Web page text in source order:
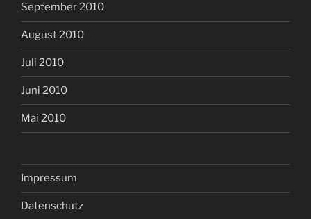
September 2010
August 2010
Juli 2010
Juni 2010
Mai 2010
Impressum
Datenschutz